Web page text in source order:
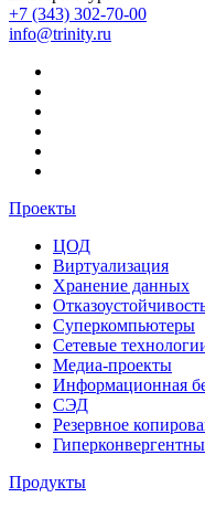
+7 (343) 302-70-00
info@trinity.ru
Проекты
ЦОД
Виртуализация
Хранение данных
Суперкомпьютеры
Сетевые
Медиа-проекты
Информационная
СЭД
Резервное
Продукты